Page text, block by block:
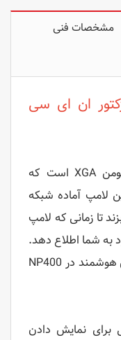
مشخصات فنی
ان ای سی
NEC NP400 یک پروژکتور 2600 لومن XGA است که
لامپ آماده شبکه
تا زمانی که لامپ
به شما اطلاع دهد.
این هوشمندانه است. اما ویژگی های هوشمند در NP400
نمایش دادن